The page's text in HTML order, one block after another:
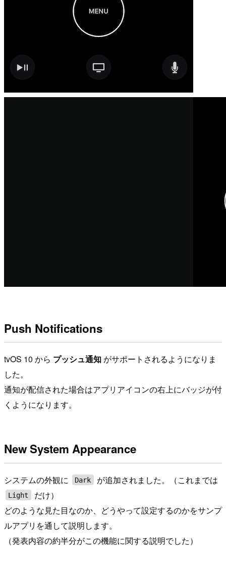
Push Notifications
tvOS 10 から プッシュ通知 がサポートされるようになりま
した。
通知が配信された場合はアプリアイコンの右上にバッジが付
くようになります。
New System Appearance
システムの外観に Dark が追加されました。（これまでは
Light
だけ）
どのような見た目なのか、どうやって設定するのかをサンプ
ルアプリを通して説明します。
（発表内容の約半分がこの機能に関する説明でした）